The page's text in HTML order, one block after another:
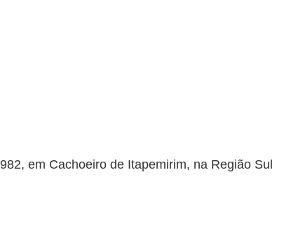
em Cachoeiro de Itapemirim, na Região Sul